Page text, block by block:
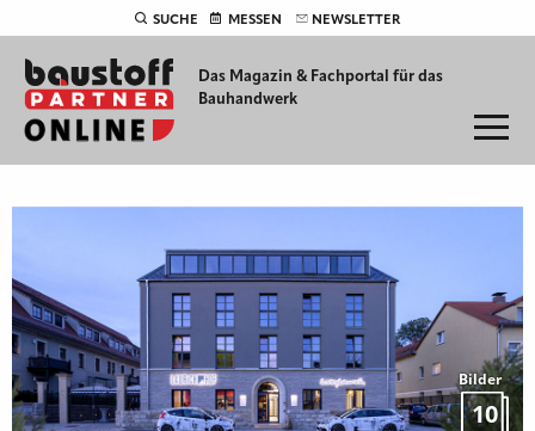
SUCHE MESSEN NEWSLETTER
Das Magazin & Fachportal für das
Bauhandwerk
Bilder
10